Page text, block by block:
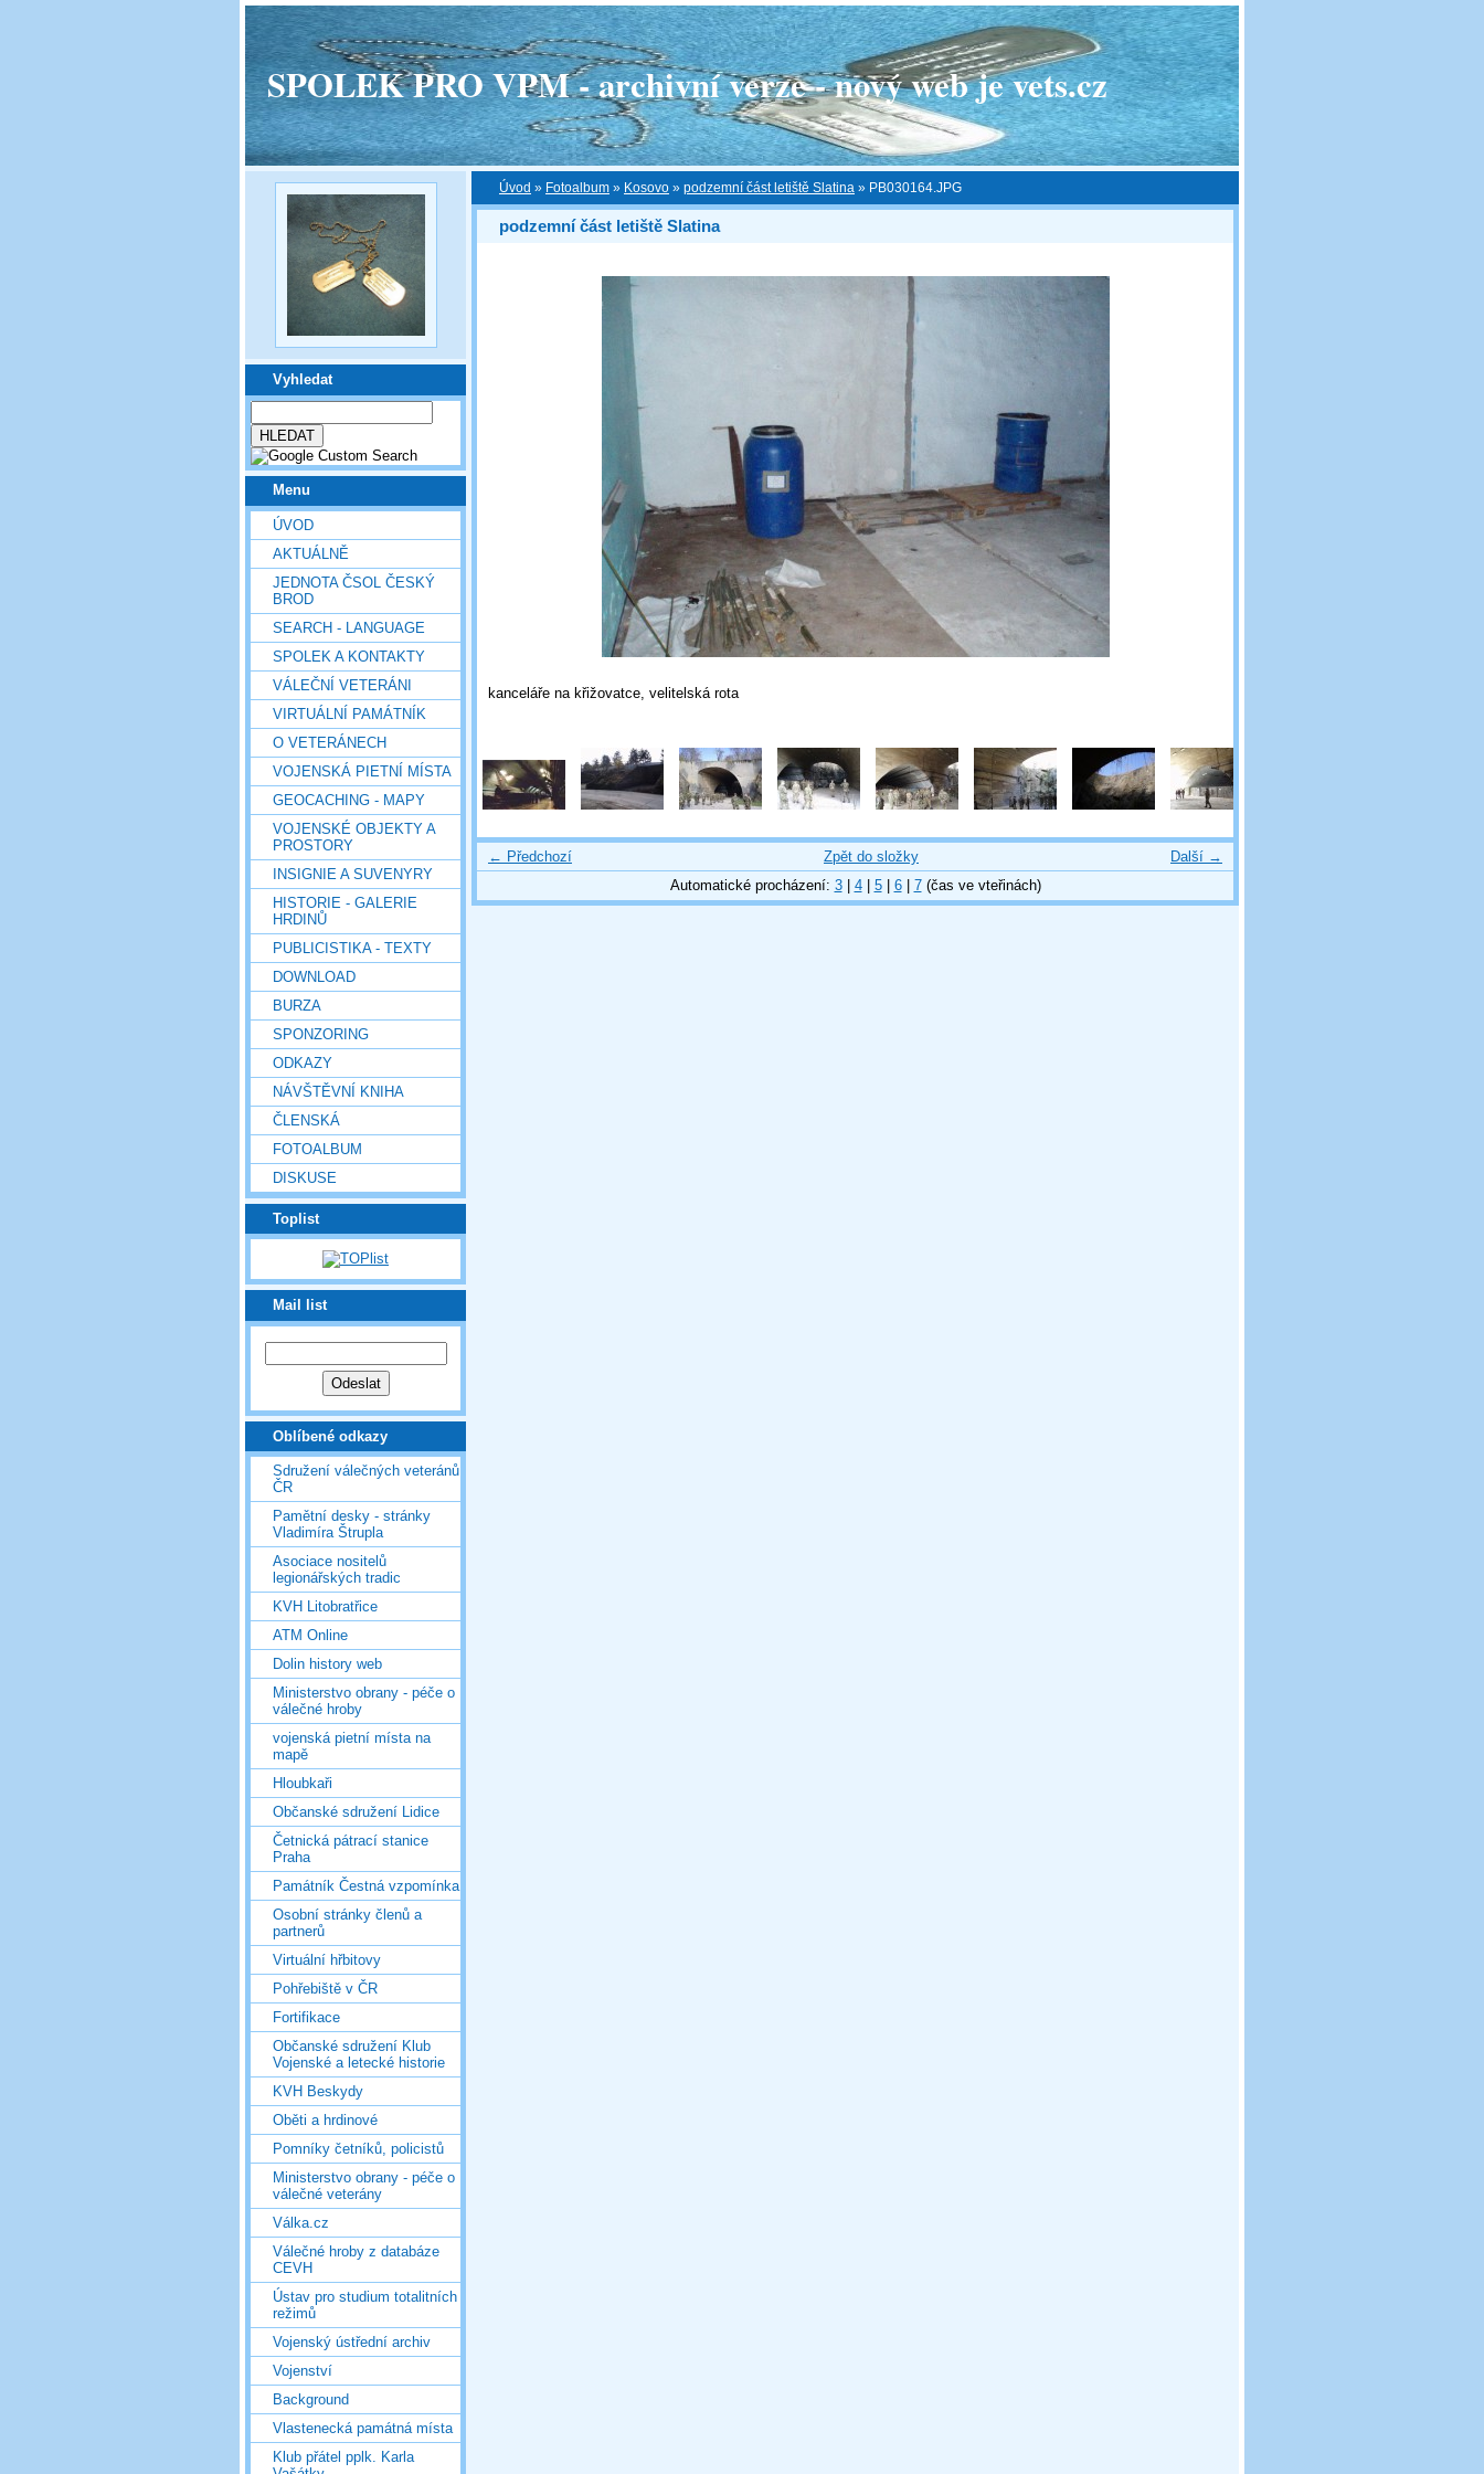
SPOLEK PRO VPM - archivní verze - nový web je vets.cz
Vyhledat
Menu
ÚVOD
AKTUÁLNĚ
JEDNOTA ČSOL ČESKÝ
BROD
SEARCH - LANGUAGE
SPOLEK A KONTAKTY
VÁLEČNÍ VETERÁNI
VIRTUÁLNÍ PAMÁTNÍK
O VETERÁNECH
VOJENSKÁ PIETNÍ MÍSTA
GEOCACHING - MAPY
VOJENSKÉ OBJEKTY A
PROSTORY
INSIGNIE A SUVENYRY
HISTORIE - GALERIE
HRDINŮ
PUBLICISTIKA - TEXTY
DOWNLOAD
BURZA
SPONZORING
ODKAZY
NÁVŠTĚVNÍ KNIHA
ČLENSKÁ
FOTOALBUM
DISKUSE
Toplist
Mail list
Oblíbené odkazy
Sdružení válečných veteránů
ČR
Pamětní desky - stránky
Vladimíra Štrupla
Asociace nositelů
legionářských tradic
KVH Litobratřice
ATM Online
Dolin history web
Ministerstvo obrany - péče o
válečné hroby
vojenská pietní místa na
mapě
Hloubkaři
Občanské sdružení Lidice
Četnická pátrací stanice
Praha
Památník Čestná vzpomínka
Osobní stránky členů a
partnerů
Virtuální hřbitovy
Pohřebiště v ČR
Fortifikace
Občanské sdružení Klub
Vojenské a letecké historie
KVH Beskydy
Oběti a hrdinové
Pomníky četníků, policistů
Ministerstvo obrany - péče o
válečné veterány
Válka.cz
Válečné hroby z databáze
CEVH
Ústav pro studium totalitních
režimů
Vojenský ústřední archiv
Vojenství
Background
Vlastenecká památná místa
Klub přátel pplk. Karla
Úvod » Fotoalbum » Kosovo » podzemní část letiště Slatina » PB030164.JPG
podzemní část letiště Slatina
kanceláře na křižovatce, velitelská rota
← Předchozí Další →
Zpět do složky
Automatické procházení: 3| 4| 5| 6| 7(čas ve vteřinách)